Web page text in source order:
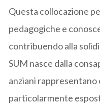
Questa collocazione
pedagogiche e
contribuendo alla
SUM nasce dalla
anziani rappresentano
particolarmente